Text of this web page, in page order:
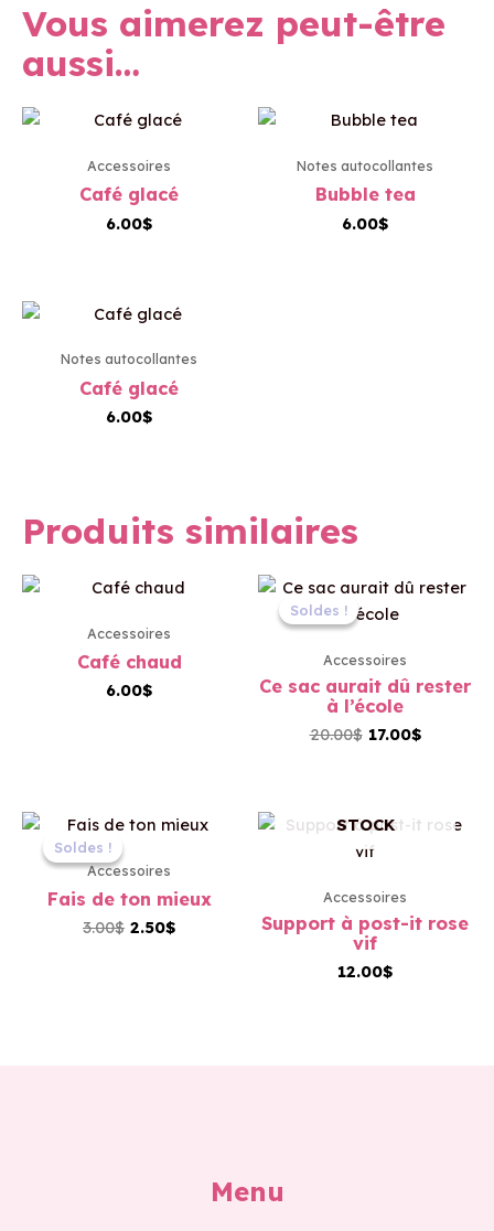
Vous aimerez peut-être
aussi…
Accessoires
Café glacé
6.00$
Notes autocollantes
Bubble tea
6.00$
Notes autocollantes
Café glacé
6.00$
Produits similaires
Accessoires
Café chaud
6.00$
Soldes !
Soldes !
Accessoires
Ce sac aurait dû rester
à l’école
20.00$
Le
prix
initial
20.00$.
17.00$
Le
Soldes !
Soldes !
Accessoires
Fais de ton mieux
3.00$
Le
initial
était :
3.00$.
2.50$
Le
2.50$.
STOCK
Accessoires
Support à post-it rose
vif
12.00$
Menu